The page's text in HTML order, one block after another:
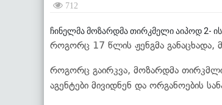
712
ჩინელმა მოზარდმა თირკმელი აიპოდ 2-
როგორც 17 წლის ჟენგმა განაცხადა,
როგორც გაირკვა, მოზარდმა
აგენტები მივიდნენ და ორგანოების